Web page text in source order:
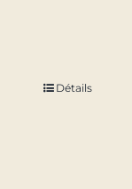
Détails